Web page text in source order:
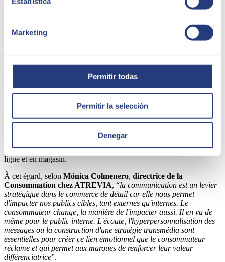
Marketing
Permitir todas
Permitir la selección
Denegar
Un autre point fort de l'étude est la
réduction de 13 % de
En se concentrant sur leurs propres canaux, les détaillants
parviennent à offrir une expérience de marque plus cohérente et
personnalisée, des aspects essentiels dans un environnement où
De plus, ces commerces investissent dans le
propres sites web et applications mobiles
stratégie omnicanal qui intègre de manière fluide l'expérience en
ligne et en magasin.
À cet égard, selon Mónica Colmenero, directrice de la
Consommation chez ATREVIA, “la communication est un levier
stratégique dans le commerce de détail car elle nous permet
d'impacter nos publics cibles, tant externes qu'internes. Le
consommateur change, la manière de l'impacter aussi. Il en va de
même pour le public interne. L'écoute, l'hyperpersonnalisation des
messages ou la construction d'une stratégie transmédia sont
essentielles pour créer ce lien émotionnel que le consommateur
réclame et qui permet aux marques de renforcer leur valeur
différenciatrice”.